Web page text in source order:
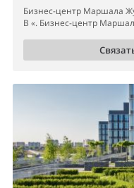
Бизнес-центр Маршала
B «. Бизнес-центр